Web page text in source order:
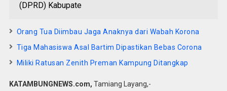
(DPRD) Kabupate
Orang Tua Diimbau Jaga Anaknya dari Wabah Korona
Tiga Mahasiswa Asal Bartim Dipastikan Bebas Corona
Miliki Ratusan Zenith Preman Kampung Ditangkap
KATAMBUNGNEWS.com, Tamiang Layang,-